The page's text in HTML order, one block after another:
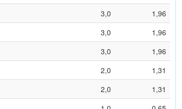
3,0
1,96
3,0
1,96
3,0
1,96
2,0
1,31
2,0
1,31